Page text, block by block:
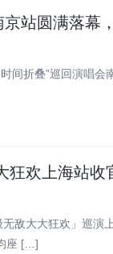
京站圆满落幕
间折叠”巡回演唱
狂欢上海站收
敌大大狂欢」巡演
座 […]